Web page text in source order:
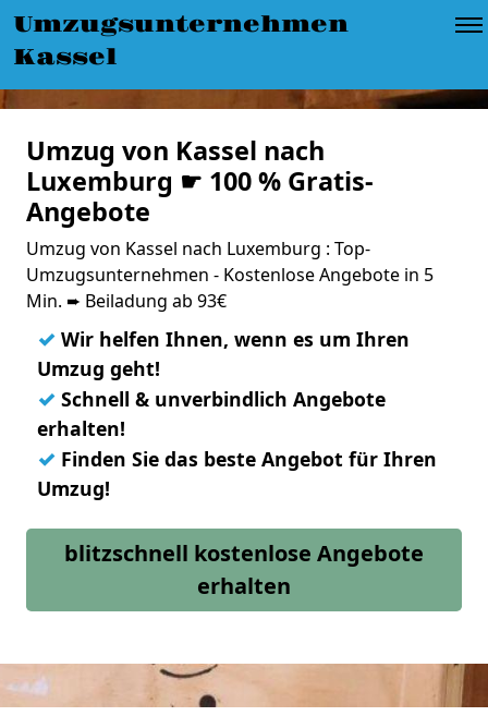
Umzugsunternehmen
Kassel
Umzug von Kassel nach
Luxemburg ☛ 100 % Gratis-
Angebote
Umzug von Kassel nach Luxemburg : Top-
Umzugsunternehmen - Kostenlose Angebote in 5
Min. ➨ Beiladung ab 93€
✓ Wir helfen Ihnen, wenn es um Ihren
Umzug geht!
✓ Schnell & unverbindlich Angebote
erhalten!
✓ Finden Sie das beste Angebot für Ihren
Umzug!
blitzschnell kostenlose Angebote
erhalten